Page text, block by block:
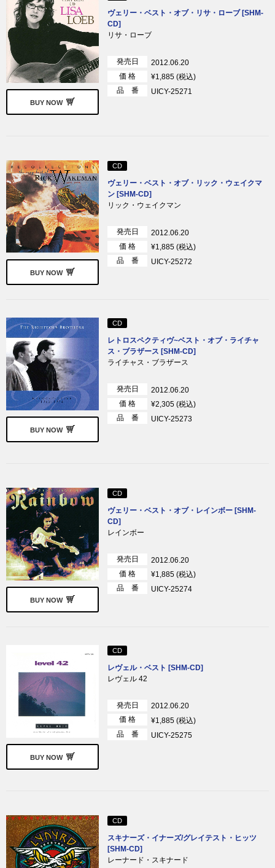
BUY NOW
ヴェリー・ベスト・オブ・リサ・ローブ [SHM-
CD]
リサ・ローブ
発売日
2012.06.20
価 格
¥1,885 (税込)
品 番
UICY-25271
BUY NOW
CD
ヴェリー・ベスト・オブ・リック・ウェイクマ
ン [SHM-CD]
リック・ウェイクマン
発売日
2012.06.20
価 格
¥1,885 (税込)
品 番
UICY-25272
BUY NOW
CD
レトロスペクティヴ~ベスト・オブ・ライチャ
ス・ブラザース [SHM-CD]
ライチャス・ブラザース
発売日
2012.06.20
価 格
¥2,305 (税込)
品 番
UICY-25273
BUY NOW
CD
ヴェリー・ベスト・オブ・レインボー [SHM-
CD]
レインボー
発売日
2012.06.20
価 格
¥1,885 (税込)
品 番
UICY-25274
BUY NOW
CD
レヴェル・ベスト [SHM-CD]
レヴェル 42
発売日
2012.06.20
価 格
¥1,885 (税込)
品 番
UICY-25275
CD
スキナーズ・イナーズ/グレイテスト・ヒッツ
[SHM-CD]
レーナード・スキナード